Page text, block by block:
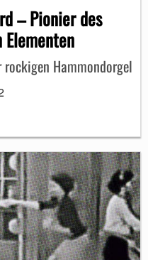
– Pionier des
rockigen Hammondorgel